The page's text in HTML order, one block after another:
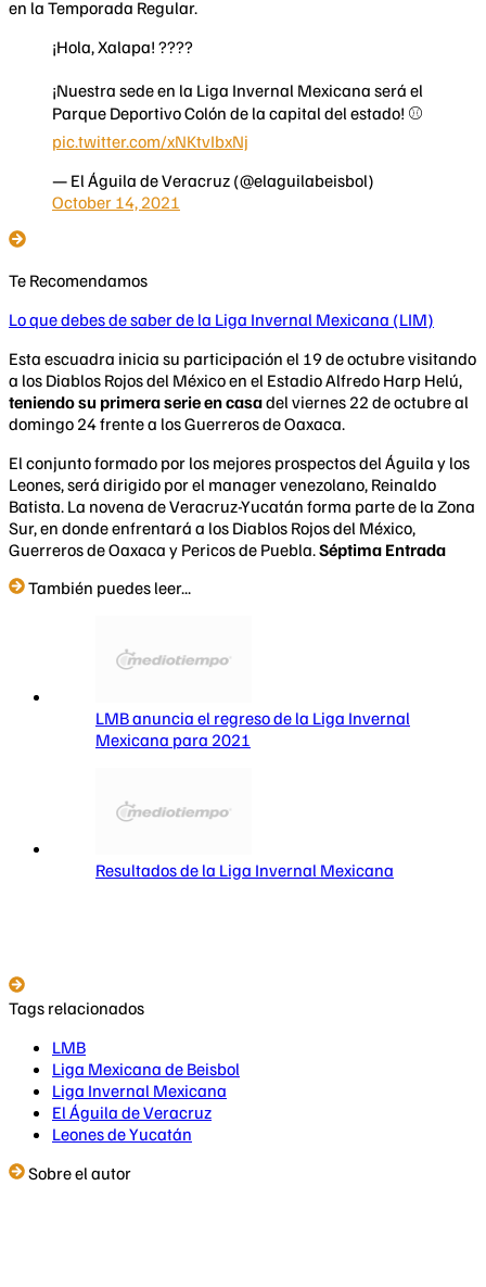
en la Temporada Regular.
¡Hola, Xalapa! ????
¡Nuestra sede en la Liga Invernal Mexicana será el
Parque Deportivo Colón de la capital del estado! ⚾️
pic.twitter.com/xNKtvIbxNj
— El Águila de Veracruz (@elaguilabeisbol)
October 14, 2021
Te Recomendamos
Lo que debes de saber de la Liga Invernal Mexicana (LIM)
Esta escuadra inicia su participación el 19 de octubre visitando
a los Diablos Rojos del México en el Estadio Alfredo Harp Helú,
teniendo su primera serie en casadel viernes 22 de octubre al
domingo 24 frente a los Guerreros de Oaxaca.
El conjunto formado por los mejores prospectos del Águila y los
Leones, será dirigido por el manager venezolano, Reinaldo
Batista. La novena de Veracruz-Yucatán forma parte de la Zona
Sur, en donde enfrentará a los Diablos Rojos del México,
Guerreros de Oaxaca y Pericos de Puebla.Séptima Entrada
También puedes leer...
LMB anuncia el regreso de la Liga Invernal
Mexicana para 2021
Resultados de la Liga Invernal Mexicana
Tags relacionados
LMB
Liga Mexicana de Beisbol
Liga Invernal Mexicana
El Águila de Veracruz
Leones de Yucatán
Sobre el autor